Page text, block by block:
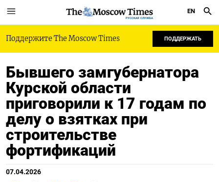
РУССКАЯ СЛУЖБА
EN
Поддержите The Moscow Times ПОДДЕРЖАТЬ
Бывшего замгубернатора
Курской области
приговорили к 17 годам по
делу о взятках при
строительстве
фортификаций
07.04.2026